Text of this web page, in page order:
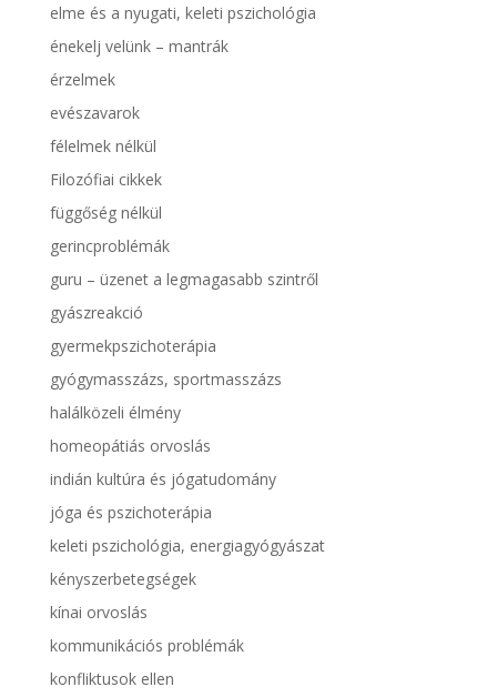
elme és a nyugati, keleti pszichológia
énekelj velünk – mantrák
érzelmek
evészavarok
félelmek nélkül
Filozófiai cikkek
függőség nélkül
gerincproblémák
guru – üzenet a legmagasabb szintről
gyászreakció
gyermekpszichoterápia
gyógymasszázs, sportmasszázs
halálközeli élmény
homeopátiás orvoslás
indián kultúra és jógatudomány
jóga és pszichoterápia
keleti pszichológia, energiagyógyászat
kényszerbetegségek
kínai orvoslás
kommunikációs problémák
konfliktusok ellen